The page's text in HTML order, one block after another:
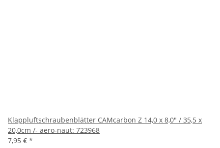
Klappluftschraubenblätter CAMcarbon Z 14,0 x 8,0" / 35,5 x
20,0cm /- aero-naut: 723968
7,95 € *